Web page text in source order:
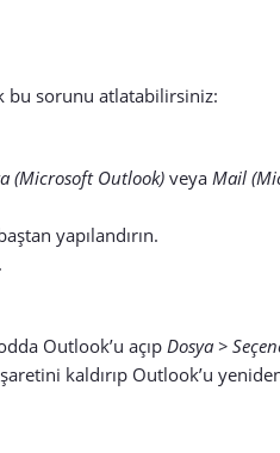
sorunu atlatabilirsiniz:
(Microsoft Outlook) veya Mail
yapılandırın.
Outlook’u açıp Dosya >
kaldırıp Outlook’u